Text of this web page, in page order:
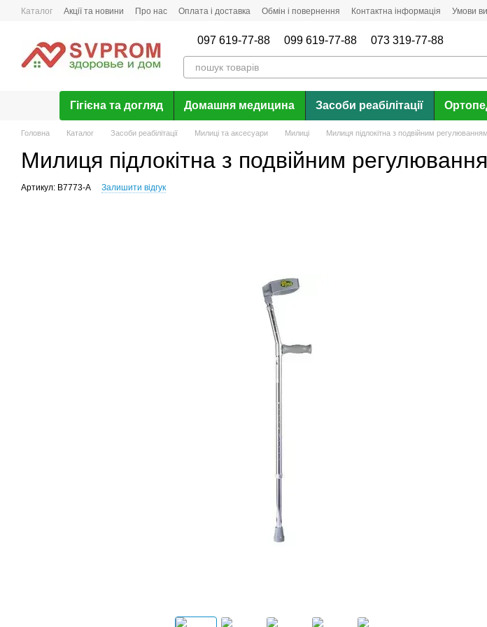
Перейти до основного контенту
Каталог Акції та новини Про нас Оплата і доставка Обмін і повернення Контактна інформація
Умови
097 619-77-88 099 619-77-88 073 319-77-88
Гігієна та догляд Домашня медицина Засоби реабілітації
Головна Каталог Засоби реабілітації Милиці та аксесуари Милиці Милиця підлокітна з подвійним
Милиця підлокітна з подвійним
Артикул: B7773-A Залишити відгук